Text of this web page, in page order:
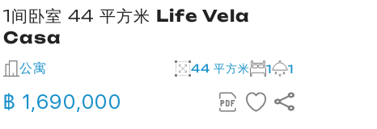
1间卧室 44 平方米 Life Vela
Casa
公寓 44 平方米 1 1
฿ 1,690,000